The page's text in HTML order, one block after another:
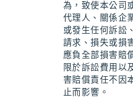
為，致使本公司
代理人、關係企
或發生任何訴訟
請求、損失或損
應負全部損害賠
限於訴訟費用以
害賠償責任不因
止而影響。